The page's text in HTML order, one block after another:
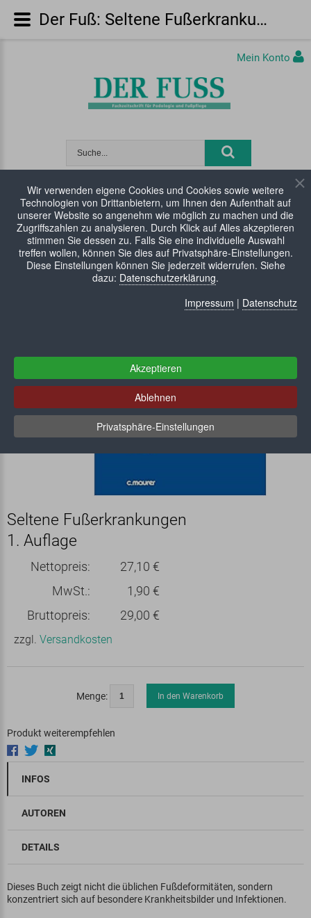
WARENKORB: 0 Artikel
Mein Konto
Seltene Fußerkrankungen
1. Auflage
Nettopreis:
27,10 €
MwSt.:
1,90 €
Bruttopreis:
29,00 €
zzgl. Versandkosten
Menge: In den Warenkorb
Produkt weiterempfehlen
INFOS
AUTOREN
DETAILS
Dieses Buch zeigt nicht die üblichen Fußdeformitäten, sondern
konzentriert sich auf besondere Krankheitsbilder und Infektionen.
Der Fuß: Seltene Fußerkrankungen 1. Auflage
Wir verwenden eigene Cookies und Cookies sowie weitere
Technologien von Drittanbietern, um Ihnen den Aufenthalt auf
unserer Website so angenehm wie möglich zu machen und die
Zugriffszahlen zu analysieren. Durch Klick auf Alles akzeptieren
stimmen Sie dessen zu. Falls Sie eine individuelle Auswahl
treffen wollen, können Sie dies auf Privatsphäre-Einstellungen.
Diese Einstellungen können Sie jederzeit widerrufen. Siehe
dazu: Datenschutzerklärung.
Impressum | Datenschutz
Akzeptieren
Ablehnen
Privatsphäre-Einstellungen